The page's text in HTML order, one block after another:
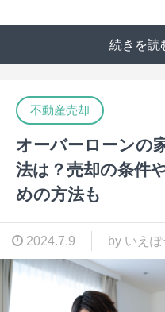
続きを
不動産売却
オーバーローンの
法は？売却の条件
めの方法も
2024.7.9 by いえ